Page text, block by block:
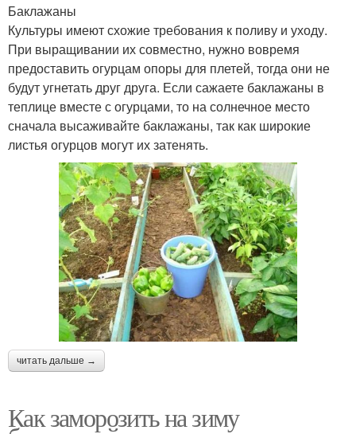
Баклажаны
Культуры имеют схожие требования к поливу и уходу.
При выращивании их совместно, нужно вовремя
предоставить огурцам опоры для плетей, тогда они не
будут угнетать друг друга. Если сажаете баклажаны в
теплице вместе с огурцами, то на солнечное место
сначала высаживайте баклажаны, так как широкие
листья огурцов могут их затенять.
читать дальше →
Как заморозить на зиму